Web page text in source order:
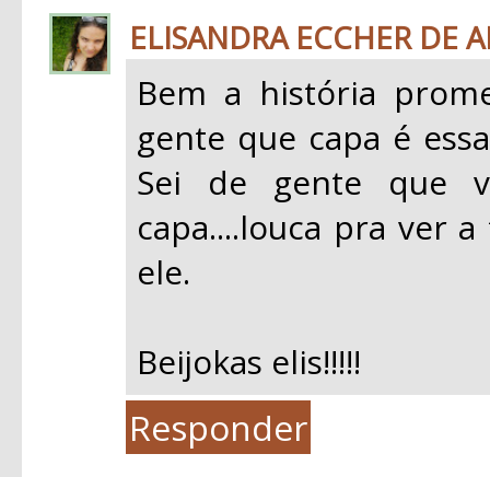
ELISANDRA ECCHER DE
Bem a história
gente que capa é
Sei de gente que
capa....louca pra ver
ele.
Beijokas elis!!!!!
Responder